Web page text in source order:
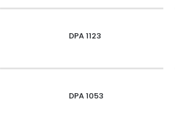
DPA 1123
DPA 1053